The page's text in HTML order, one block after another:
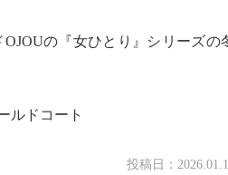
の『女ひとり』シリーズの
ルドコート
投稿日：